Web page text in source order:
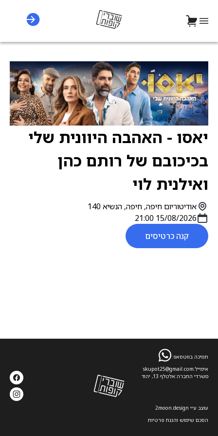
יאסו - האהבה היוונית שלי
בכיכובם של רותם כהן
ואילנית לוי
15/08/2026 21:00
אודיטוריום חיפה, חיפה, הנשיא 140
קנה כרטיסים
תמיכה בווטסאפ:
skupot25@gmail.comאימייל:
אלטלף 13, יהודמשרדי החברה:
עוצב ע׳׳י 2moon.design
הסכם שימוש והגנת פרטיות